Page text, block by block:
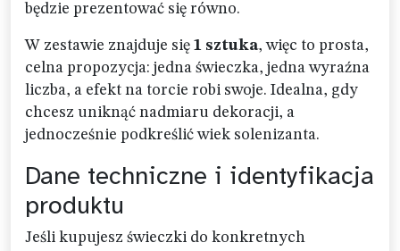
będzie prezentować się równo.
W zestawie znajduje się 1 sztuka, więc to prosta,
celna propozycja: jedna świeczka, jedna wyraźna
liczba, a efekt na torcie robi swoje. Idealna, gdy
chcesz uniknąć nadmiaru dekoracji, a
jednocześnie podkreślić wiek solenizanta.
Dane techniczne i identyfikacja
produktu
Jeśli kupujesz świeczki do konkretnych